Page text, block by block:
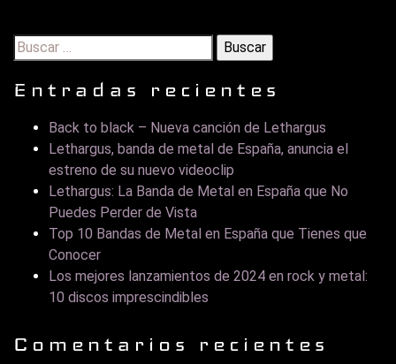
Buscar:
Entradas recientes
Back to black – Nueva canción de Lethargus
Lethargus, banda de metal de España, anuncia el
estreno de su nuevo videoclip
Lethargus: La Banda de Metal en España que No
Puedes Perder de Vista
Top 10 Bandas de Metal en España que Tienes que
Conocer
Los mejores lanzamientos de 2024 en rock y metal:
10 discos imprescindibles
Comentarios recientes